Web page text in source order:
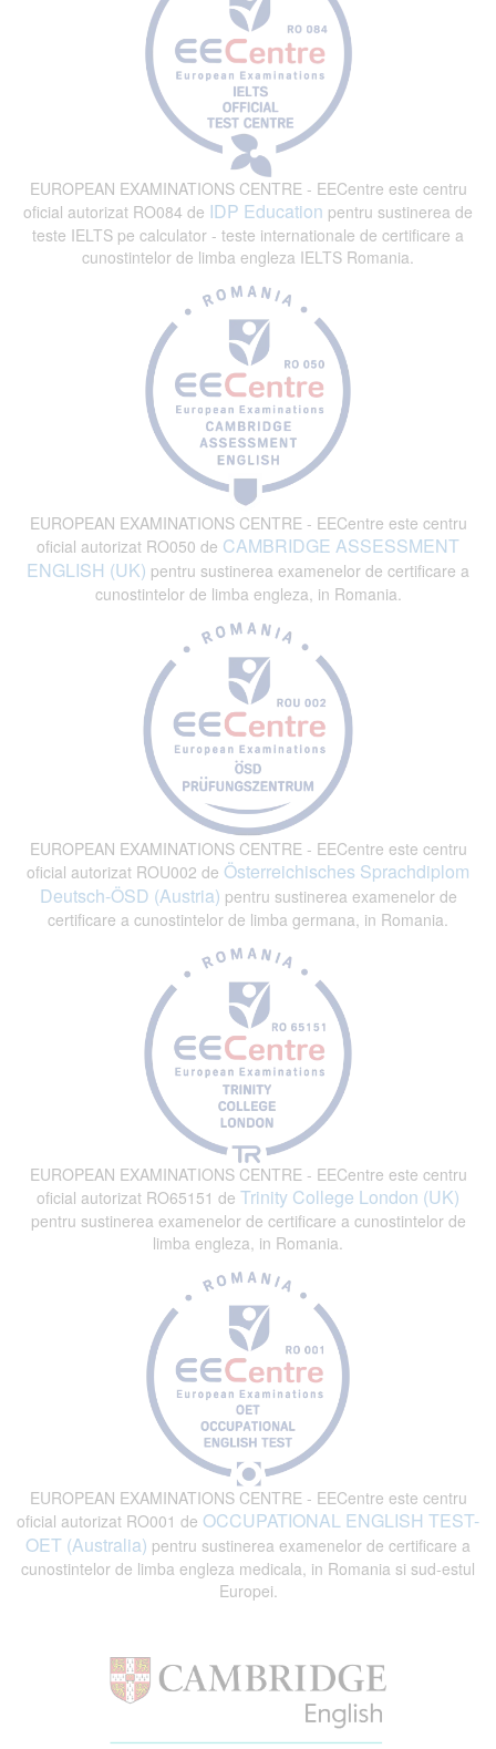
EUROPEAN EXAMINATIONS CENTRE - EECentre este centru
oficial autorizat RO084 de IDP Education pentru sustinerea de
teste IELTS pe calculator - teste internationale de certificare a
cunostintelor de limba engleza IELTS Romania.
EUROPEAN EXAMINATIONS CENTRE - EECentre este centru
oficial autorizat RO050 de CAMBRIDGE ASSESSMENT
ENGLISH (UK) pentru sustinerea examenelor de certificare a
cunostintelor de limba engleza, in Romania.
EUROPEAN EXAMINATIONS CENTRE - EECentre este centru
oficial autorizat ROU002 de Österreichisches Sprachdiplom
Deutsch-ÖSD (Austria) pentru sustinerea examenelor de
certificare a cunostintelor de limba germana, in Romania.
EUROPEAN EXAMINATIONS CENTRE - EECentre este centru
oficial autorizat RO65151 de Trinity College London (UK)
pentru sustinerea examenelor de certificare a cunostintelor de
limba engleza, in Romania.
EUROPEAN EXAMINATIONS CENTRE - EECentre este centru
oficial autorizat RO001 de OCCUPATIONAL ENGLISH TEST-
OET (Australia) pentru sustinerea examenelor de certificare a
cunostintelor de limba engleza medicala, in Romania si sud-estul
Europei.